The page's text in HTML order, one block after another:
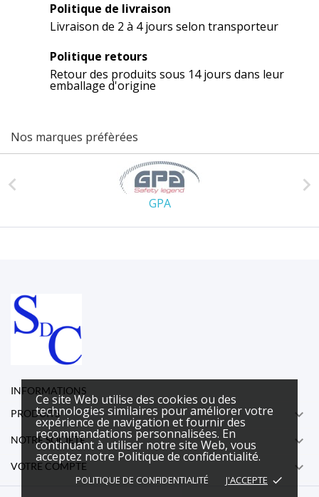
Ce site Web utilise des cookies ou des
technologies similaires pour améliorer votre
expérience de navigation et fournir des
recommandations personnalisées. En
continuant à utiliser notre site Web, vous
acceptez notre Politique de confidentialité.
POLITIQUE DE CONFIDENTIALITÉ J'ACCEPTE done
Politique de livraison
Livraison de 2 à 4 jours selon transporteur
Politique retours
Retour des produits sous 14 jours dans leur
emballage d'origine
Nos marques préfèrées

GPA

INFORMATIONS
PRODUITS

NOTRE SOCIÉTÉ 
VOTRE COMPTE 